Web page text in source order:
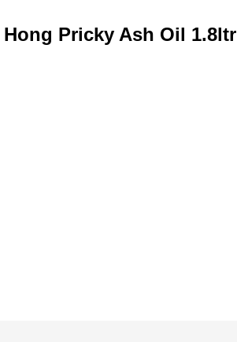
Hong Pricky Ash Oil 1.8ltr